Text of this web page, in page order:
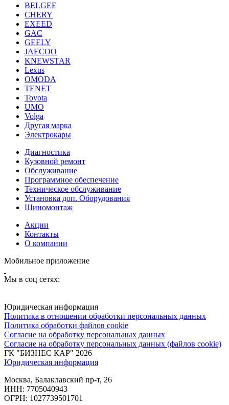
BELGEE
CHERY
EXEED
GAC
GEELY
JAECOO
KNEWSTAR
Lexus
OMODA
TENET
Toyota
UMO
Volga
Другая марка
Электрокары
Диагностика
Кузовной ремонт
Обслуживание
Программное обеспечение
Техническое обслуживание
Установка доп. Оборудования
Шиномонтаж
Акции
Контакты
О компании
Мобильное приложение
Мы в соц сетях:
Юридическая информация
Политика в отношении обработки персональных данных
Политика обработки файлов cookie
Согласие на обработку персональных данных
Согласие на обработку персональных данных (файлов cookie)
ГК "БИЗНЕС КАР" 2026
Юридическая информация
Москва, Балаклавский пр-т, 26
ИНН: 7705040943
ОГРН: 1027739501701